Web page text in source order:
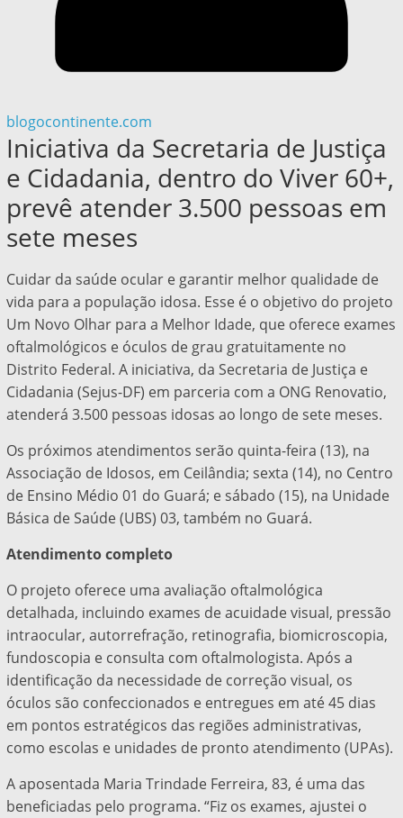
blogocontinente.com
Iniciativa da Secretaria de Justiça
e Cidadania, dentro do Viver 60+,
prevê atender 3.500 pessoas em
sete meses
Cuidar da saúde ocular e garantir melhor qualidade de
vida para a população idosa. Esse é o objetivo do projeto
Um Novo Olhar para a Melhor Idade, que oferece exames
oftalmológicos e óculos de grau gratuitamente no
Distrito Federal. A iniciativa, da Secretaria de Justiça e
Cidadania (Sejus-DF) em parceria com a ONG Renovatio,
atenderá 3.500 pessoas idosas ao longo de sete meses.
Os próximos atendimentos serão quinta-feira (13), na
Associação de Idosos, em Ceilândia; sexta (14), no Centro
de Ensino Médio 01 do Guará; e sábado (15), na Unidade
Básica de Saúde (UBS) 03, também no Guará.
Atendimento completo
O projeto oferece uma avaliação oftalmológica
detalhada, incluindo exames de acuidade visual, pressão
intraocular, autorrefração, retinografia, biomicroscopia,
fundoscopia e consulta com oftalmologista. Após a
identificação da necessidade de correção visual, os
óculos são confeccionados e entregues em até 45 dias
em pontos estratégicos das regiões administrativas,
como escolas e unidades de pronto atendimento (UPAs).
A aposentada Maria Trindade Ferreira, 83, é uma das
beneficiadas pelo programa. “Fiz os exames, ajustei o